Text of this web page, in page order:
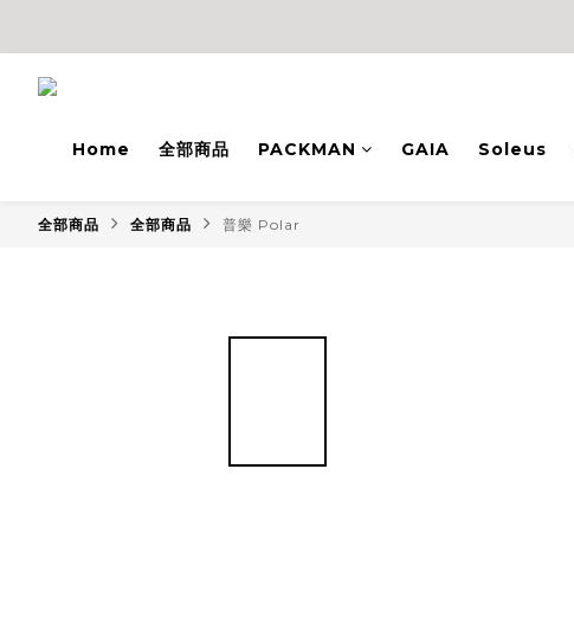
Home 全部商品 PACKMAN GAIA Soleus
全部商品 全部商品 普樂 Polar